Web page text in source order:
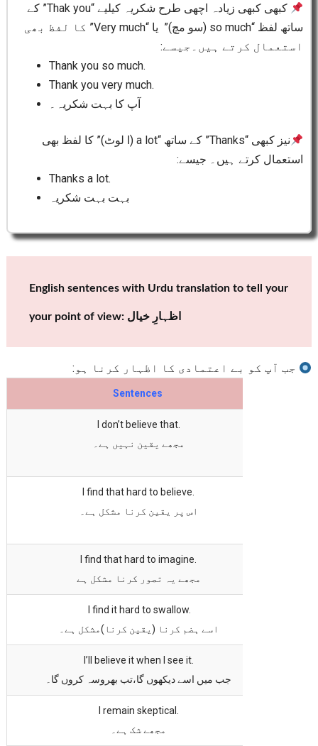
کبھی کبھی زیادہ اچھی طرح شکریہ کیلیے “Thak you” کے
ساتھ لفظ “so much (سو مچ)” یا “Very much” کا لفظ بھی
استعمال کرتے ہیں۔جیسے:
Thank you so much.
Thank you very much.
آپ کا بہت شکریہ۔
نیز کبھی “Thanks” کے ساتھ “a lot (ا لوٹ)” کا لفظ بھی
استعمال کرتے ہیں۔ جیسے:
Thanks a lot.
بہت بہت شکریہ
English sentences with Urdu translation to tell your
جب آپ کو بے اعتمادی کا اظہار کرنا ہو:
Sentences
I don’t believe that.
مجھے یقین نہیں ہے۔
I find that hard to believe.
اس پر یقین کرنا مشکل ہے۔
I find that hard to imagine.
مجھے یہ تصور کرنا مشکل ہے
I find it hard to swallow.
اسے ہضم کرنا (یقین کرنا)مشکل ہے۔
I’ll believe it when I see it.
جب میں اسے دیکھوں گا،تب بھروسہ کروں گا۔
I remain skeptical.
مجھے شک ہے۔